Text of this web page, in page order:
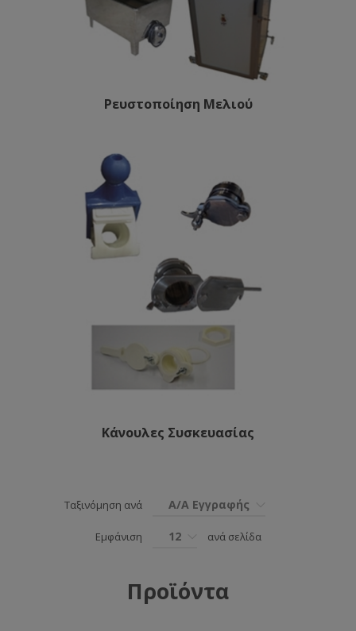
Ρευστοποίηση Μελιού
Κάνουλες Συσκευασίας
Ταξινόμηση ανά Α/Α Εγγραφής
Εμφάνιση 12 ανά σελίδα
Προϊόντα